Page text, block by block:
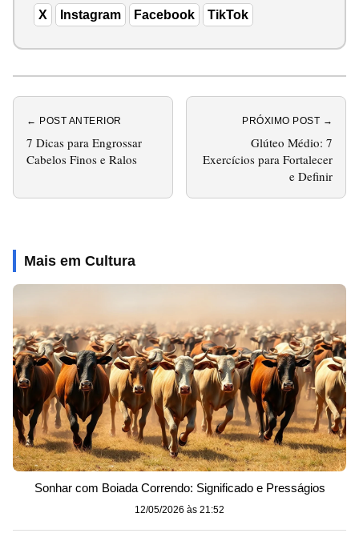
X Instagram Facebook TikTok
← POST ANTERIOR
7 Dicas para Engrossar
Cabelos Finos e Ralos
PRÓXIMO POST →
Glúteo Médio: 7
Exercícios para Fortalecer
e Definir
Mais em Cultura
Sonhar com Boiada Correndo: Significado e Presságios
12/05/2026 às 21:52